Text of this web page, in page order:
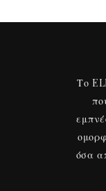
Το
όσα